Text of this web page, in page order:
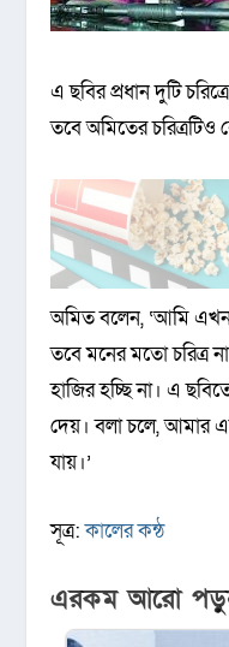
এ ছবির প্রধান দুটি
তবে অমিতের চরিত্রটিও
অমিত বলেন, ‘আমি এখন
তবে মনের মতো চরিত্র
হাজির হচ্ছি না। এ
দেয়। বলা চলে, আমার
যায়।’
সূত্র:কালের কন্ঠ
এরকম আরো